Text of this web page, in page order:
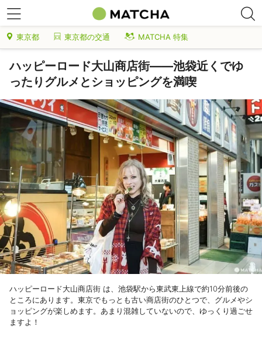
東京都 東京都の交通 MATCHA 特集
ハッピーロード大山商店街――池袋近くでゆ
ったりグルメとショッピングを満喫
ハッピーロード大山商店街 は、池袋駅から東武東上線で約10分前後の
ところにあります。東京でもっとも古い商店街のひとつで、グルメやシ
ョッピングが楽しめます。あまり混雑していないので、ゆっくり過ごせ
ますよ！